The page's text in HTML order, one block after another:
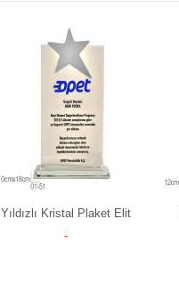
Yıldızlı Kristal Plaket Elit
-